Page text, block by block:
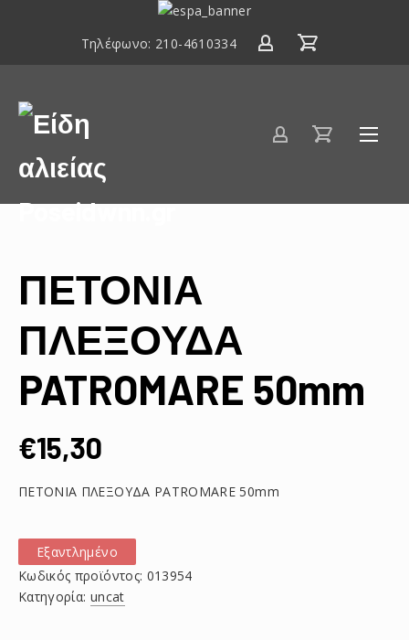
ΕΣΠΑ
2020
Τηλέφωνο: 210-4610334
Είδη
αλιείας
Poseidwnn.gr
ΠΕΤΟΝΙΑ
ΠΛΕΞΟΥΔΑ
PATROMARE 50mm
€15,30
ΠΕΤΟΝΙΑ ΠΛΕΞΟΥΔΑ PATROMARE 50mm
Εξαντλημένο
Κωδικός προϊόντος: 013954
Κατηγορία: uncat